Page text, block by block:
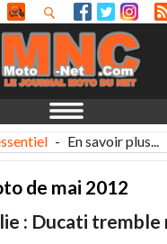
- En savoir plus...
de mai 2012
: Ducati tremble